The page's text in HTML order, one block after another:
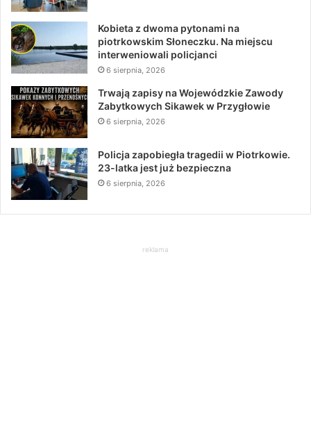
Kobieta z dwoma pytonami na
piotrkowskim Słoneczku. Na miejscu
interweniowali policjanci
6 sierpnia, 2026
Trwają zapisy na Wojewódzkie Zawody
Zabytkowych Sikawek w Przygłowie
6 sierpnia, 2026
Policja zapobiegła tragedii w Piotrkowie.
23-latka jest już bezpieczna
6 sierpnia, 2026
reklama